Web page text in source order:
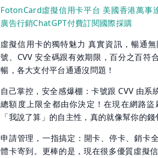
FotonCard虛擬信用卡平台 美國香港萬事
廣告行銷ChatGPT付費訂閱國際採購
虛擬信用卡的獨特魅力 真實資訊，暢通
號、CVV 安全碼跟有效期限，百分之百符
暢，各大支付平台通通沒問題！
自己掌控，安全感爆棚：卡號跟 CVV 由系
總額度上限全都由你決定！在現在網路
「我說了算」的自主性，真的就像幫你的
申請管理，一指搞定：開卡、停卡、銷卡
體卡寄到。更棒的是，現在很多優質虛擬